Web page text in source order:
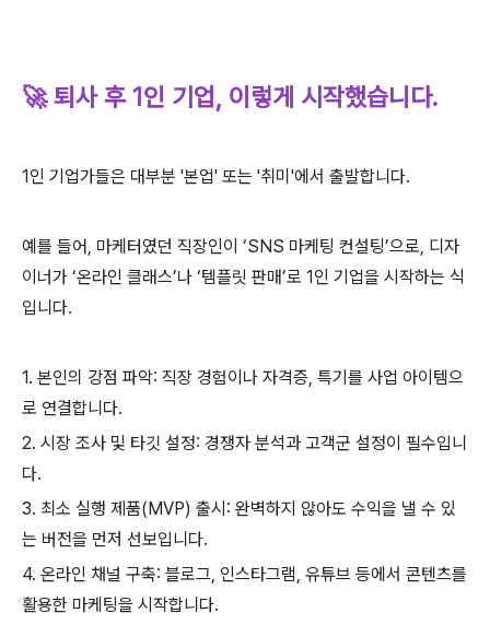
🚀 퇴사 후 1인 기업, 이렇게 시작했습니다.
1인 기업가들은 대부분 '본업' 또는 '취미'에서 출발합니다.
예를 들어, 마케터였던 직장인이 ‘SNS 마케팅 컨설팅’으로, 디자
이너가 ‘온라인 클래스’나 ‘템플릿 판매’로 1인 기업을 시작하는 식
입니다.
1. 본인의 강점 파악: 직장 경험이나 자격증, 특기를 사업 아이템으
로 연결합니다.
2. 시장 조사 및 타깃 설정: 경쟁자 분석과 고객군 설정이 필수입니
다.
3. 최소 실행 제품(MVP) 출시: 완벽하지 않아도 수익을 낼 수 있
는 버전을 먼저 선보입니다.
4. 온라인 채널 구축: 블로그, 인스타그램, 유튜브 등에서 콘텐츠를
활용한 마케팅을 시작합니다.